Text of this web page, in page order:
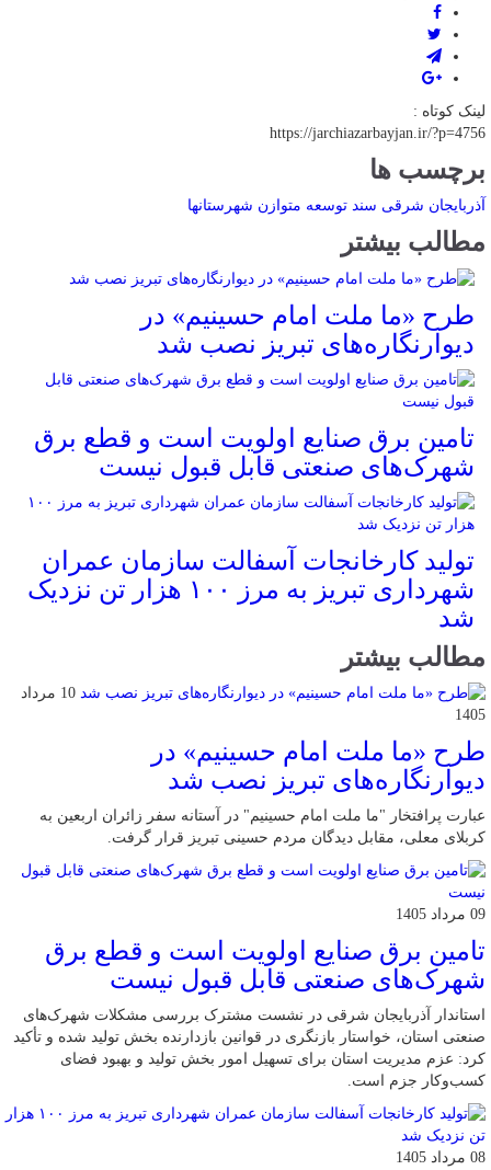
لینک کوتاه :
https://jarchiazarbayjan.ir/?p=4756
برچسب ها
آذربایجان شرقی سند توسعه متوازن شهرستانها
مطالب بیشتر
طرح «ما ملت امام حسینیم» در
دیوارنگاره‌های تبریز نصب شد
تامین برق صنایع اولویت است و قطع برق
شهرک‌های صنعتی قابل قبول نیست
تولید کارخانجات آسفالت سازمان عمران
شهرداری تبریز به مرز ۱۰۰ هزار تن نزدیک
شد
مطالب بیشتر
10 مرداد
1405
طرح «ما ملت امام حسینیم» در
دیوارنگاره‌های تبریز نصب شد
عبارت پرافتخار "ما ملت امام حسینیم" در آستانه سفر زائران اربعین به
کربلای معلی، مقابل دیدگان مردم حسینی تبریز قرار گرفت.
09 مرداد 1405
تامین برق صنایع اولویت است و قطع برق
شهرک‌های صنعتی قابل قبول نیست
استاندار آذربایجان شرقی در نشست مشترک بررسی مشکلات شهرک‌های
صنعتی استان، خواستار بازنگری در قوانین بازدارنده بخش تولید شده و تأکید
کرد: عزم مدیریت استان برای تسهیل امور بخش تولید و بهبود فضای
کسب‌وکار جزم است.
08 مرداد 1405